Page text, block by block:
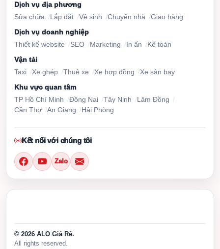
Dịch vụ địa phương
Sửa chữa
Lắp đặt Vệ sinh Chuyển nhà
Giao hàng
Dịch vụ doanh nghiệp
Thiết kế website
SEO Marketing In ấn
Kế toán
Vận tải
Taxi
Xe ghép Thuê xe Xe hợp đồng
Xe sân bay
Khu vực quan tâm
TP Hồ Chí Minh
Đồng Nai Tây Ninh
Lâm Đồng
Cần Thơ
An Giang Hải Phòng
Kết nối với chúng tôi
Zalo
© 2026 ALO Giá Rẻ.
All rights reserved.